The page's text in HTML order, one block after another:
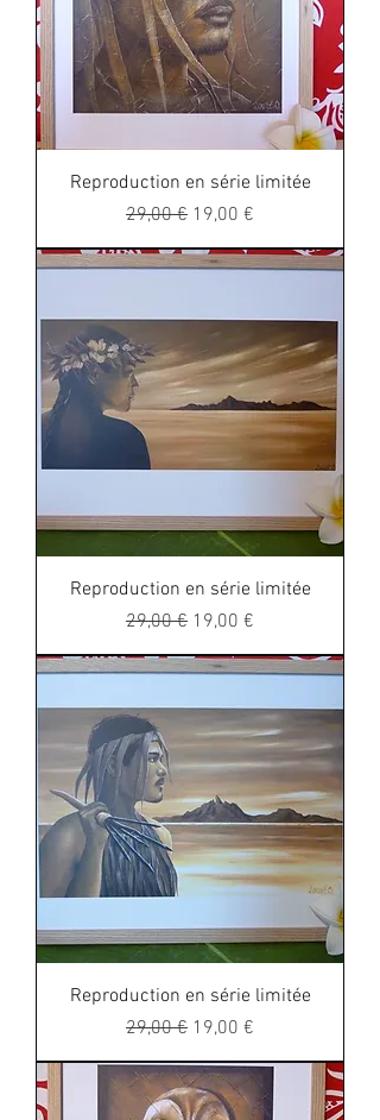
Reproduction en série limitée
Regular Price
29,00 € Sale Price
19,00 €
Reproduction en série limitée
Regular Price
29,00 € Sale Price
19,00 €
Reproduction en série limitée
Regular Price
29,00 € Sale Price
19,00 €